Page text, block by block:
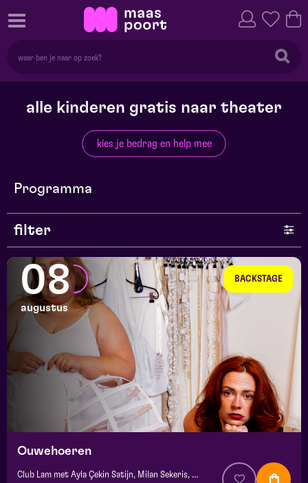
alle kinderen gratis naar theater
kies je bedrag en help mee
Programma
filter
genre
series en selecties
BACKSTAGE
08
augustus
Ouwehoeren
Club Lam met Ayla Çekin Satijn, Milan Sekeris, Dic van Duin, Jean-Baptiste Rey e.a.